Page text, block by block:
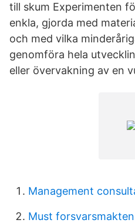
till skum Experimenten
enkla, gjorda med
och med vilka
genomföra hela
eller övervakning av en
Management
Must forsvarsmakten